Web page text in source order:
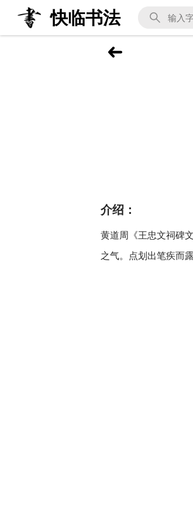
快临书法
介绍：
黄道周《王忠文祠碑
之气。点划出笔疾而